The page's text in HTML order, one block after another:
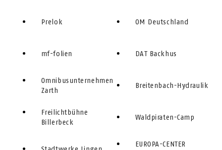
Prelok
mf-folien
Omnibusunternehmen
Zarth
Freilichtbühne
Billerbeck
OM Deutschland
DAT Backhus
Breitenbach-Hydraulik
Waldpiraten-Camp
EUROPA-CENTER